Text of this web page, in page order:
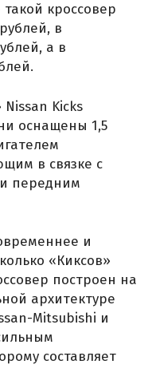
кроссовер
в
а в
Kicks
оснащены 1,5
в связке с
передним
и
«Киксов»
построен на
архитектуре
Mitsubishi и
составляет